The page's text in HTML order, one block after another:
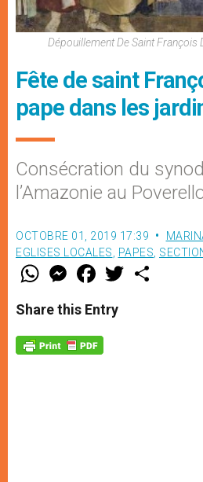
Dépouillement De Saint
Fête de saint
pape dans les
Consécration du
l’Amazonie au
OCTOBRE 01, 2019 17:39
EGLISES LOCALES
PAPES
W
t
s
p
p
M
e
s
e
g
e
F
a
e
b
o
k
w
Share this Entry